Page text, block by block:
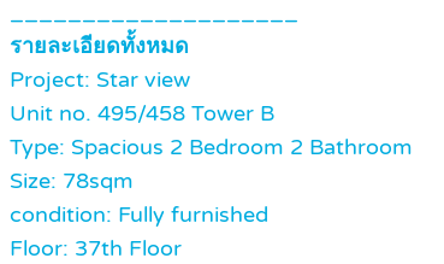
รายละเอียดทั้งหมด
Project: Star view
Unit no. 495/458 Tower B
Type: Spacious 2 Bedroom 2 Bathroom
Size: 78sqm
condition: Fully furnished
Floor: 37th Floor